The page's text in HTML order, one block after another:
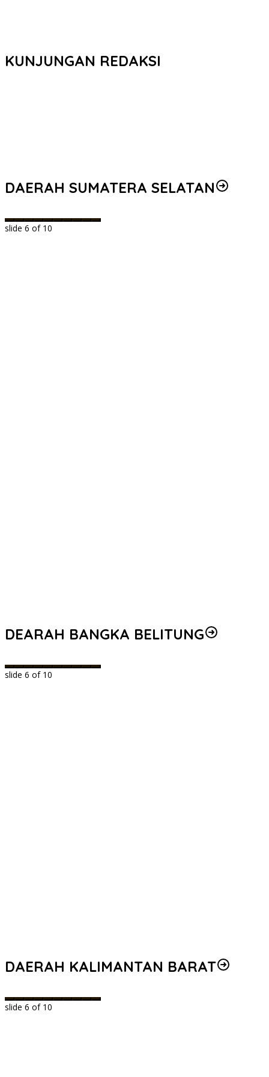
KUNJUNGAN REDAKSI
DAERAH SUMATERA SELATAN
slide 6 of 10
DEARAH BANGKA BELITUNG
slide 6 of 10
DAERAH KALIMANTAN BARAT
slide 6 of 10